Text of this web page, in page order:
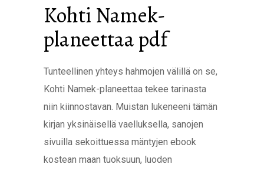
Kohti Namek-
planeettaa pdf
Tunteellinen yhteys hahmojen välillä on se,
Kohti Namek-planeettaa tekee tarinasta
niin kiinnostavan. Muistan lukeneeni tämän
kirjan yksinäisellä vaelluksella, sanojen
sivuilla sekoittuessa mäntyjen ebook
kostean maan tuoksuun, luoden